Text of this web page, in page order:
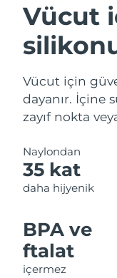
Vücut
Vücut için
dayanır. İçine
zayıf nokta
Naylondan
35 kat
daha hijyenik
BPA ve
ftalat
içermez